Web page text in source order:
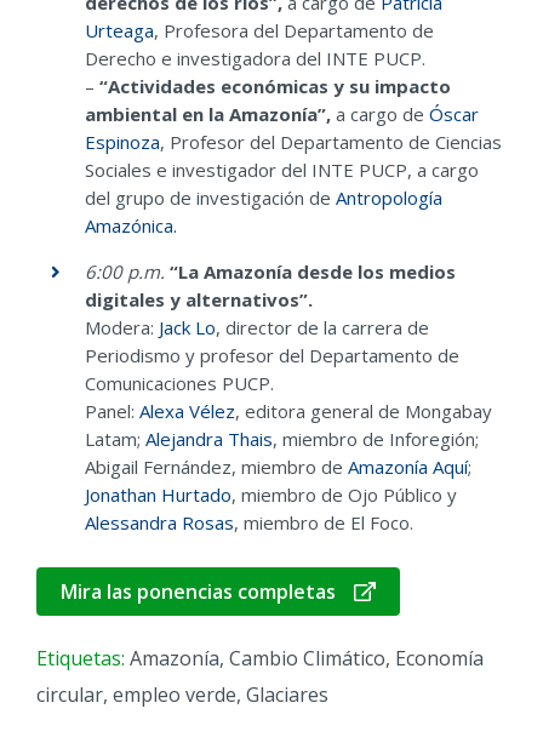
Urteaga, Profesora del Departamento de
Derecho e investigadora del INTE PUCP.
– “Actividades económicas y su impacto
ambiental en la Amazonía”, a cargo de Óscar
Espinoza, Profesor del Departamento de Ciencias
Sociales e investigador del INTE PUCP, a cargo
del grupo de investigación de Antropología
Amazónica.
6:00 p.m. “La Amazonía desde los medios
digitales y alternativos”.
Modera: Jack Lo, director de la carrera de
Periodismo y profesor del Departamento de
Comunicaciones PUCP.
Panel: Alexa Vélez, editora general de Mongabay
Latam; Alejandra Thais, miembro de Inforegión;
Abigail Fernández, miembro de Amazonía Aquí;
Jonathan Hurtado, miembro de Ojo Público y
Alessandra Rosas, miembro de El Foco.
Mira las ponencias completas
Etiquetas: Amazonía, Cambio Climático, Economía
circular, empleo verde, Glaciares